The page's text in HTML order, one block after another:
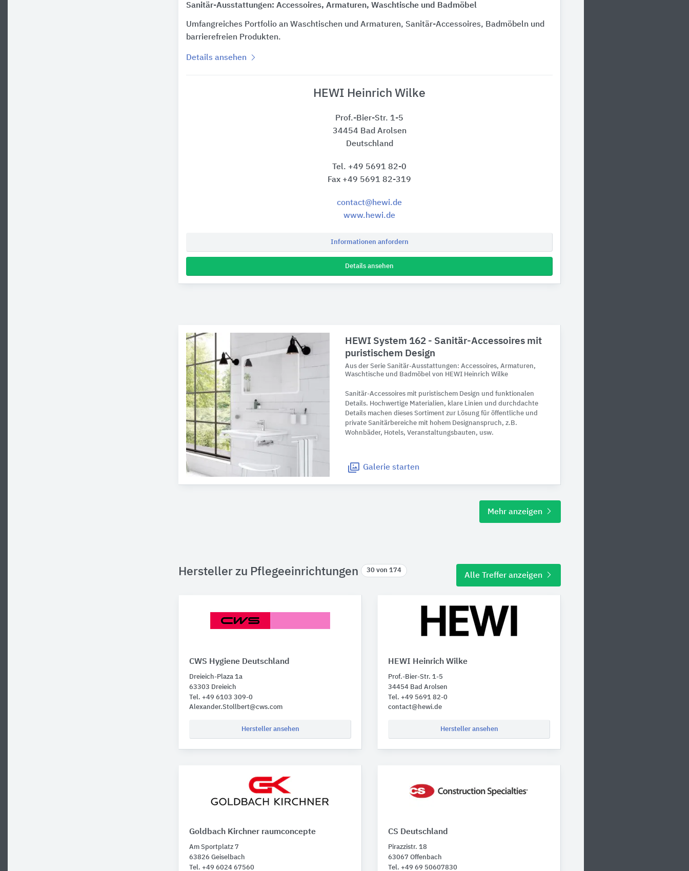
Sanitär-Ausstattungen: Accessoires, Armaturen, Waschtische und Badmöbel
Umfangreiches Portfolio an Waschtischen und Armaturen, Sanitär-Accessoires, Badmöbeln und
barrierefreien Produkten.
Details ansehen
HEWI Heinrich Wilke
Prof.-Bier-Str. 1-5
34454 Bad Arolsen
Deutschland
Tel. +49 5691 82-0
Fax +49 5691 82-319
contact@hewi.de
www.hewi.de
Informationen anfordern
Details ansehen
HEWI System 162 - Sanitär-Accessoires mit
puristischem Design
Aus der Serie Sanitär-Ausstattungen: Accessoires, Armaturen,
Waschtische und Badmöbel von HEWI Heinrich Wilke
Sanitär-Accessoires mit puristischem Design und funktionalen
Details. Hochwertige Materialien, klare Linien und durchdachte
Details machen dieses Sortiment zur Lösung für öffentliche und
private Sanitärbereiche mit hohem Designanspruch, z.B.
Wohnbäder, Hotels, Veranstaltungsbauten, usw.
Galerie starten
Mehr anzeigen
Hersteller zu Pflegeeinrichtungen 30 von 174
Alle Treffer anzeigen
CWS Hygiene Deutschland
Dreieich-Plaza 1a
63303 Dreieich
Tel. +49 6103 309-0
Alexander.Stollbert@cws.com
Hersteller ansehen
HEWI Heinrich Wilke
Prof.-Bier-Str. 1-5
34454 Bad Arolsen
Tel. +49 5691 82-0
contact@hewi.de
Hersteller ansehen
Goldbach Kirchner raumconcepte
Am Sportplatz 7
63826 Geiselbach
Tel. +49 6024 67560
CS Deutschland
Pirazzistr. 18
63067 Offenbach
Tel. +49 69 50607830